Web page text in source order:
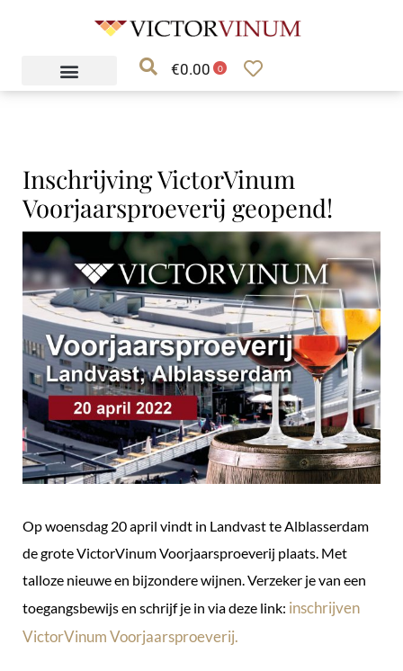
€0.00 0
Inschrijving VictorVinum
Voorjaarsproeverij geopend!
Op woensdag 20 april vindt in Landvast te Alblasserdam
de grote VictorVinum Voorjaarsproeverij plaats. Met
talloze nieuwe en bijzondere wijnen. Verzeker je van een
toegangsbewijs en schrijf je in via deze link: inschrijven
VictorVinum Voorjaarsproeverij.